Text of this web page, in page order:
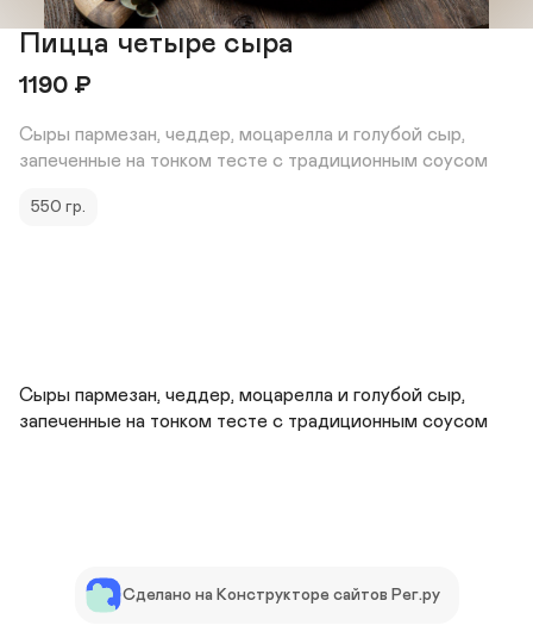
Пицца четыре сыра
1190 ₽
Сыры пармезан, чеддер, моцарелла и голубой сыр,
запеченные на тонком тесте с традиционным соусом
550 гр.
Сыры пармезан, чеддер, моцарелла и голубой сыр,
запеченные на тонком тесте с традиционным соусом
Сделано на Конструкторе сайтов Рег.ру